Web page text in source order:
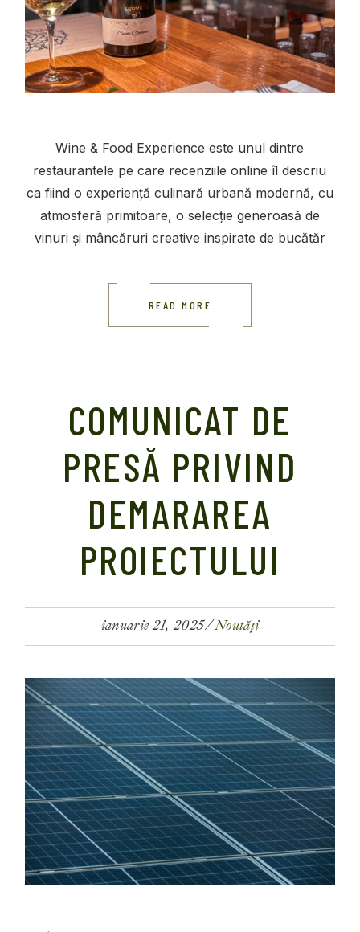
Wine & Food Experience este unul dintre
restaurantele pe care recenziile online îl descriu
ca fiind o experiență culinară urbană modernă, cu
atmosferă primitoare, o selecție generoasă de
vinuri și mâncăruri creative inspirate de bucătăr
READ MORE
COMUNICAT DE
PRESĂ PRIVIND
DEMARAREA
PROIECTULUI
ianuarie 21, 2025 Noutăți